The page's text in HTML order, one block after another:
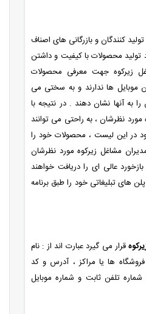
کنندگان و بازرگانی های اصناف
تولید محصولات با کیفیت و داشتن
زیرکوه جهت معرفی محصولات
ها ندارند و به سختی می
را به آنها نشان دهند . در نتیجه با
نظرشان ، به راحتی می توانند
در این لیست ، محصولات خود را
مشاغل زیرکوه مورد نظرشان
عالی ای را دریافت خواهند
های تبلیغاتی خود را طبق برنامه
قرار می گیرد عبارت اند از : نام
ها یا مراکز ، آدرس و کد
تلفن ثابت و شماره موبایل